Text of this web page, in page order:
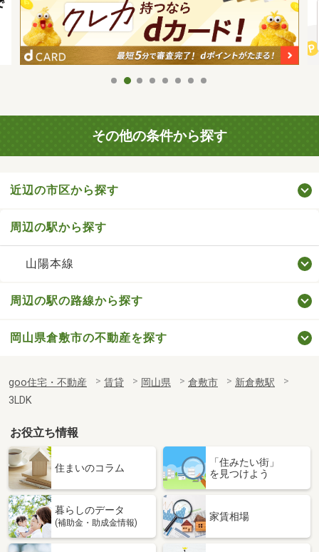
その他の条件から探す
近辺の市区から探す
周辺の駅から探す
山陽本線
周辺の駅の路線から探す
岡山県倉敷市の不動産を探す
goo住宅・不動産 賃貸 岡山県 倉敷市
新倉敷駅
3LDK
お役立ち情報
住まいのコラム
「住みたい街」
を見つけよう
暮らしのデータ
(補助金・助成金情報)
家賃相場